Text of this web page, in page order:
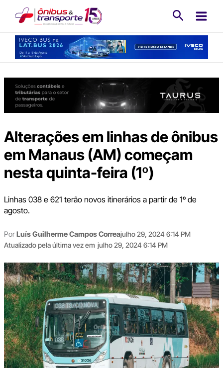
conteúdo
Alterações em linhas de ônibus
em Manaus (AM) começam
nesta quinta-feira (1º)
Linhas 038 e 621 terão novos itinerários a partir de 1º de
agosto.
PorLuís Guilherme Campos Correajulho 29, 2024 6:14 PM
Atualizado pela última vez em julho 29, 2024 6:14 PM